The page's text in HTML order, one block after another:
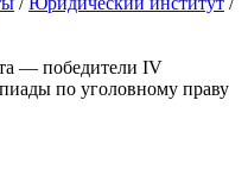
— победители IV
по уголовному праву